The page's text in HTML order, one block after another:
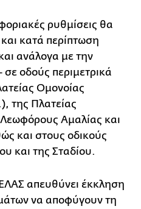
ρυθμίσεις θα
κατά περίπτωση
ανάλογα με την
οδούς περιμετρικά
Ομονοίας
της Πλατείας
Αμαλίας και
και στους οδικούς
και της Σταδίου.
απευθύνει έκκληση
να αποφύγουν τη